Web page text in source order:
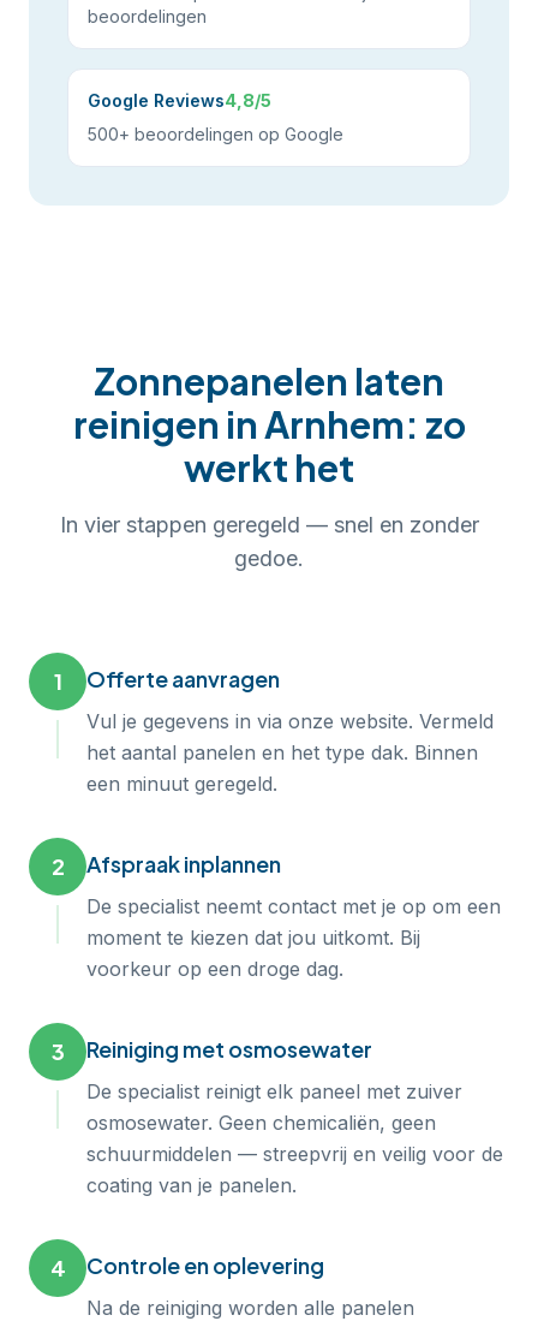
beoordelingen
Google Reviews4,8/5
500+ beoordelingen op Google
Zonnepanelen laten
reinigen inArnhem: zo
werkt het
In vierstappen geregeld — snel en zonder
gedoe.
1 Offerte aanvragen
Vul je gegevens in via onze website. Vermeld
het aantal panelen en het type dak. Binnen
een minuut geregeld.
2 Afspraak inplannen
De specialist neemt contact met je op om een
moment te kiezen dat jou uitkomt. Bij
voorkeur op een droge dag.
3 Reiniging met osmosewater
De specialist reinigt elk paneel met zuiver
osmosewater. Geen chemicaliën, geen
schuurmiddelen — streepvrij en veilig voor de
coating van je panelen.
4 Controle en oplevering
Na de reiniging worden alle panelen